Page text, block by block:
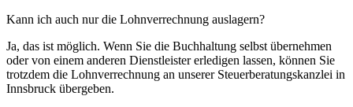
Kann ich auch nur die Lohnverrechnung auslagern?
Ja, das ist möglich. Wenn Sie die Buchhaltung selbst übernehmen
oder von einem anderen Dienstleister erledigen lassen, können Sie
trotzdem die Lohnverrechnung an unserer Steuerberatungskanzlei in
Innsbruck übergeben.